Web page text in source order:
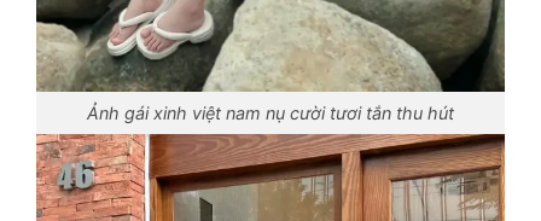
Ảnh gái xinh việt nam nụ cười tươi tắn thu hút